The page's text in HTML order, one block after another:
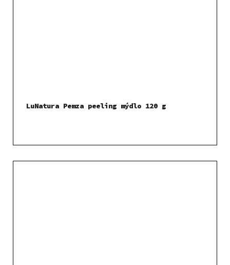
LuNatura Pemza peeling mýdlo 120 g